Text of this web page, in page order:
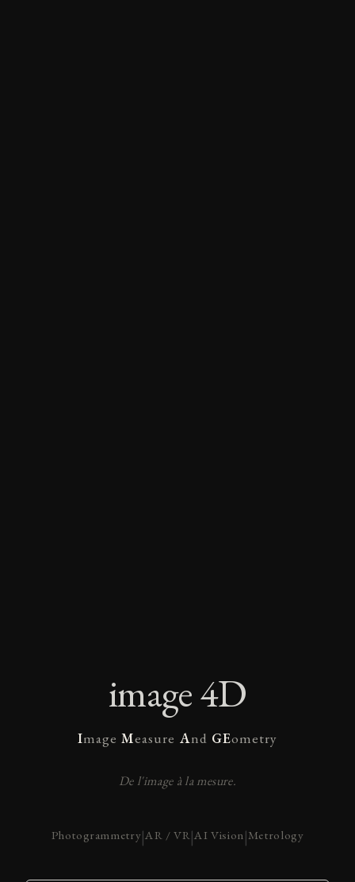
image4D
Image Measure And GEometry
De l'image à la mesure.
Photogrammetry|AR / VR|AI Vision|Metrology